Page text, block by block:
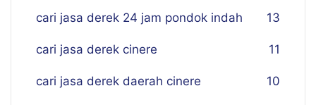
cari jasa derek 24 jam pondok indah 13
cari jasa derek cinere 11
cari jasa derek daerah cinere 10